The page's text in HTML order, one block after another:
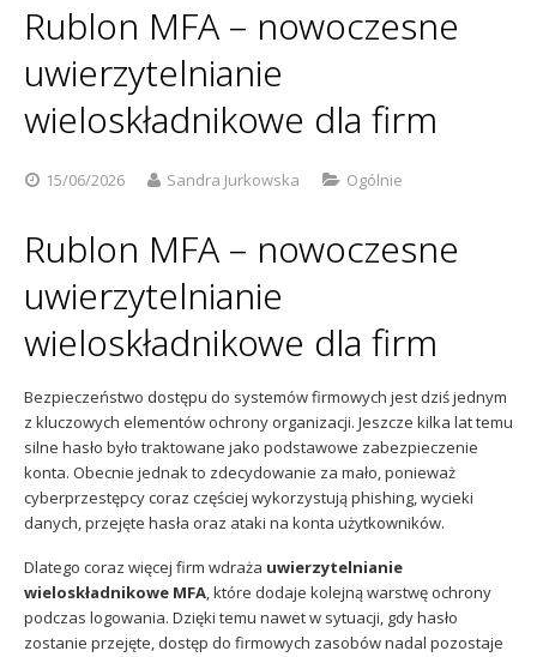
Bezpieczeństwo IT
Sophos
Usługi
Newsletter
Polityka prywatności
Rublon MFA – nowoczesne
uwierzytelnianie
wieloskładnikowe dla firm
15/06/2026 Sandra Jurkowska Ogólnie
Rublon MFA – nowoczesne
uwierzytelnianie
wieloskładnikowe dla firm
Bezpieczeństwo dostępu do systemów firmowych jest dziś jednym
z kluczowych elementów ochrony organizacji. Jeszcze kilka lat temu
silne hasło było traktowane jako podstawowe zabezpieczenie
konta. Obecnie jednak to zdecydowanie za mało, ponieważ
cyberprzestępcy coraz częściej wykorzystują phishing, wycieki
danych, przejęte hasła oraz ataki na konta użytkowników.
Dlatego coraz więcej firm wdraża uwierzytelnianie
wieloskładnikowe MFA, które dodaje kolejną warstwę ochrony
podczas logowania. Dzięki temu nawet w sytuacji, gdy hasło
zostanie przejęte, dostęp do firmowych zasobów nadal pozostaje